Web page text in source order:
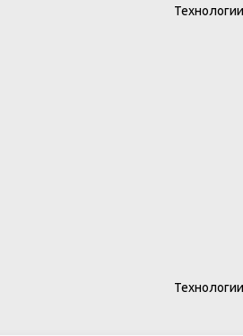
Технологии
Технологии